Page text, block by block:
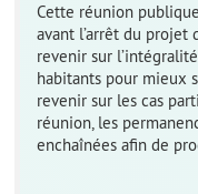
Cette réunion
avant l’arrêt du projet
revenir sur
habitants pour mieux
revenir sur les cas
réunion, les
enchaînées afin de